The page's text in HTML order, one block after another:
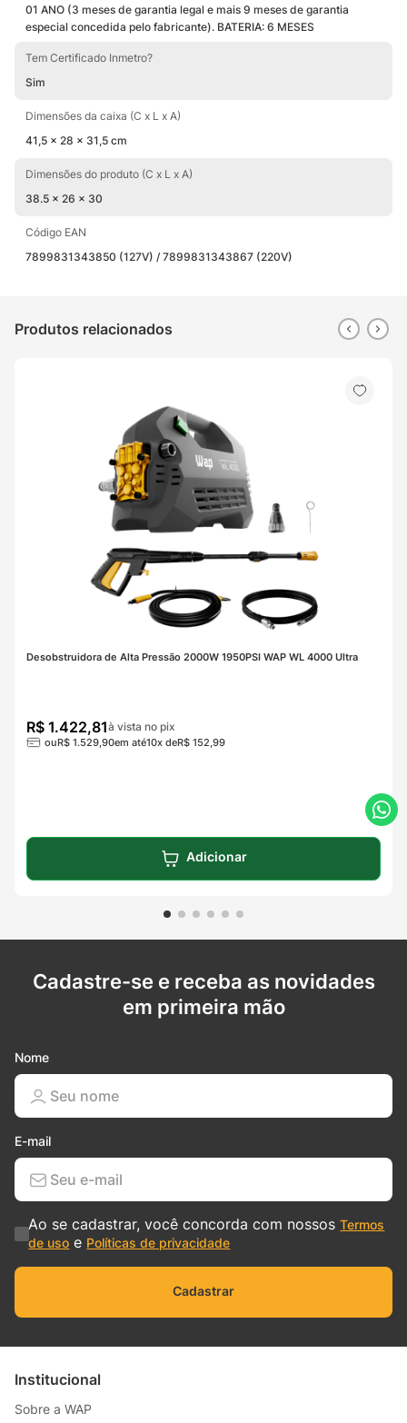
e comércio.
01 ANO (3 meses de garantia legal e mais 9 meses de garantia
especial concedida pelo fabricante). BATERIA: 6 MESES
Tem Certificado Inmetro?
Sim
Dimensões da caixa (C x L x A)
41,5 x 28 x 31,5 cm
Dimensões do produto (C x L x A)
38.5 x 26 x 30
Código EAN
7899831343850 (127V) / 7899831343867 (220V)
Produtos relacionados
Desobstruidora de Alta Pressão 2000W 1950PSI WAP WL 4000 Ultra
R$ 1.422,81à vista no pix
ouR$ 1.529,90em até10x deR$ 152,99
Adicionar
Cadastre-se e receba as novidades
em primeira mão
Nome
E-mail
Ao se cadastrar, você concorda com nossosTermos
de uso e Políticas de privacidade
Cadastrar
Institucional
Sobre a WAP